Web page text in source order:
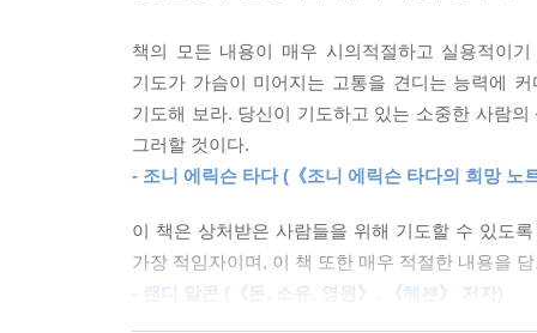
기독교는 종종 인간의 삶을 잘 풀리게 하는 종교
되고 우리가 원하는 대로 응답받는 확신을 갖는
신과 사랑하는 이들에게 일어난다고 할지라도 예
--- p.148
원하는 것과 전혀 다른 길로 인도하실 때 온다. 우
할 때 비로소 우리는 예수 그리스도만이 우리의 유
책의 모든 내용이 매우 시의적절하고 실용적이
기도가 가슴이 미어지는 고통을 견디는 능력에
기도해 보라. 당신이 기도하고 있는 소중한 사람
그러할 것이다.
- 조니 에릭슨 타다 (《조니 에릭슨 타다의 희망 노
이 책은 상처받은 사람들을 위해 기도할 수 있도
가장 적임자이며, 이 책 또한 매우 적절한 내용을
- 랜디 알콘 (《돈, 소유, 영원》, 《헤븐》 저자)